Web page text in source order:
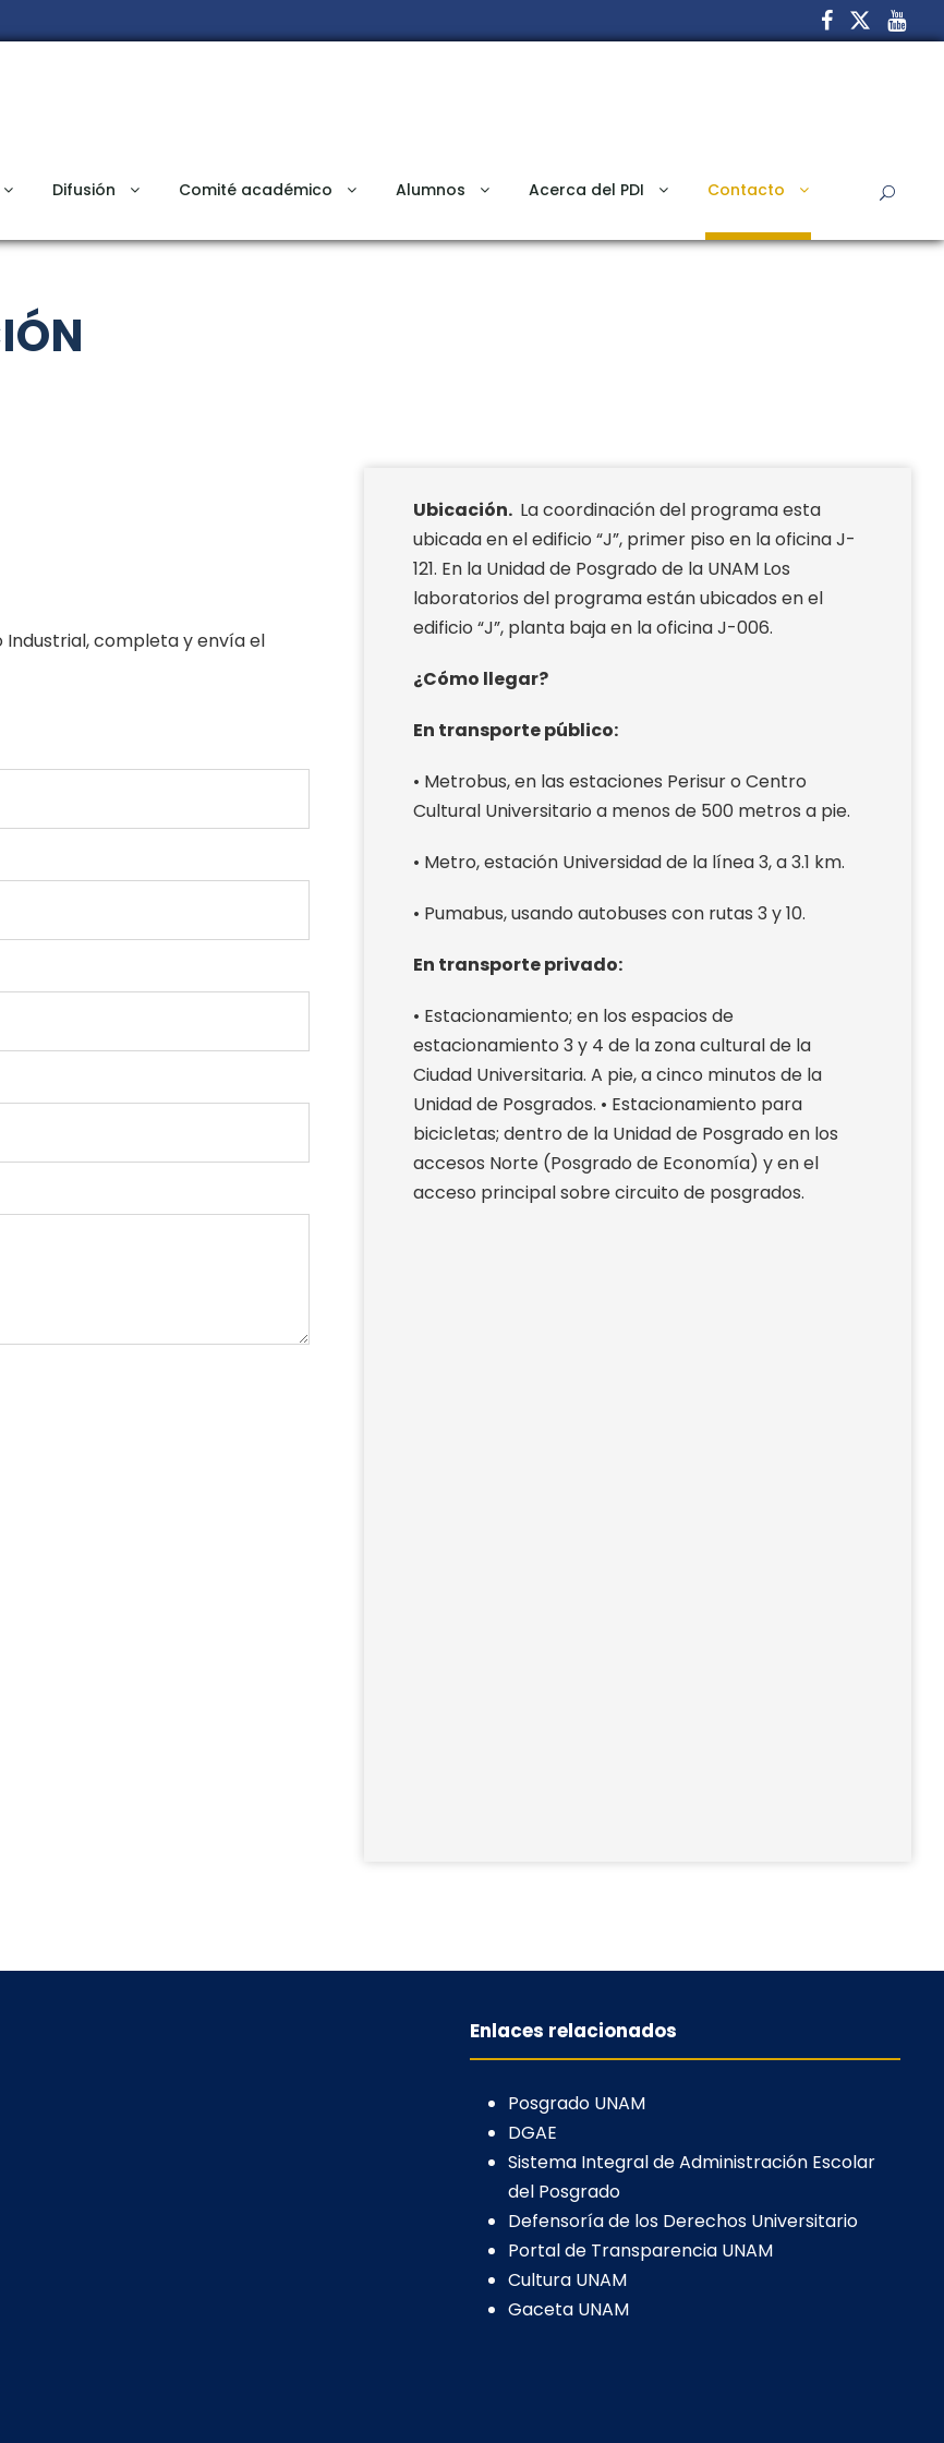
Difusión Comité académico Alumnos Acerca del PDI Contacto
Industrial, completa y envía el
Ubicación. La coordinación del programa esta
ubicada en el edificio “J”, primer piso en la oficina J-
121. En la Unidad de Posgrado de la UNAM Los
laboratorios del programa están ubicados en el
edificio “J”, planta baja en la oficina J-006.
¿Cómo llegar?
En transporte público:
• Metrobus, en las estaciones Perisur o Centro
Cultural Universitario a menos de 500 metros a pie.
• Metro, estación Universidad de la línea 3, a 3.1 km.
• Pumabus, usando autobuses con rutas 3 y 10.
En transporte privado:
• Estacionamiento; en los espacios de
estacionamiento 3 y 4 de la zona cultural de la
Ciudad Universitaria. A pie, a cinco minutos de la
Unidad de Posgrados. • Estacionamiento para
bicicletas; dentro de la Unidad de Posgrado en los
accesos Norte (Posgrado de Economía) y en el
acceso principal sobre circuito de posgrados.
Enlaces relacionados
Posgrado UNAM
DGAE
Sistema Integral de Administración Escolar
del Posgrado
Defensoría de los Derechos Universitario
Portal de Transparencia UNAM
Cultura UNAM
Gaceta UNAM